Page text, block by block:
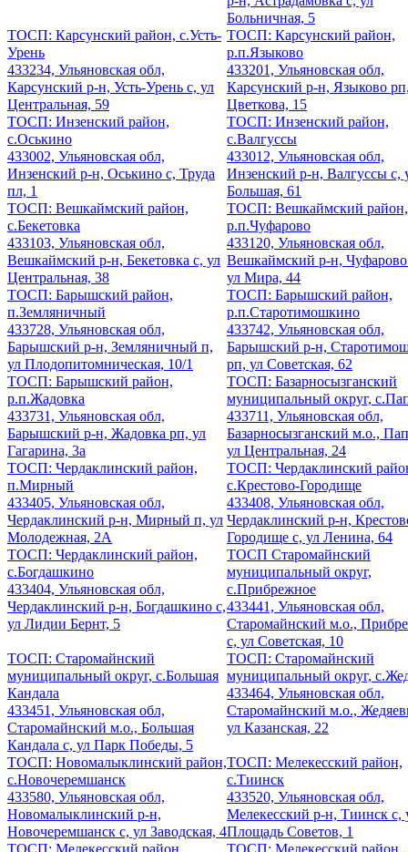
Больничная, 5
ТОСП: Карсунский район, с.Усть-
Урень
433234, Ульяновская обл,
Карсунский р-н, Усть-Урень с, ул
Центральная, 59
ТОСП: Карсунский район,
р.п.Языково
433201, Ульяновская обл,
Карсунский р-н, Языково
Цветкова, 15
ТОСП: Инзенский район,
с.Оськино
433002, Ульяновская обл,
Инзенский р-н, Оськино с, Труда
пл, 1
ТОСП: Инзенский район,
с.Валгуссы
433012, Ульяновская обл,
Инзенский р-н, Валгуссы с,
Большая, 61
ТОСП: Вешкаймский район,
с.Бекетовка
433103, Ульяновская обл,
Вешкаймский р-н, Бекетовка с, ул
Центральная, 38
ТОСП: Вешкаймский район,
р.п.Чуфарово
433120, Ульяновская обл,
Вешкаймский р-н,
ул Мира, 44
ТОСП: Барышский район,
п.Земляничный
433728, Ульяновская обл,
Барышский р-н, Земляничный п,
ул Плодопитомническая, 10/1
ТОСП: Барышский район,
р.п.Старотимошкино
433742, Ульяновская обл,
Барышский р-н,
рп, ул Советская, 62
ТОСП: Барышский район,
р.п.Жадовка
433731, Ульяновская обл,
Барышский р-н, Жадовка рп, ул
Гагарина, 3а
ТОСП: Базарносызганский
муниципальный округ,
433711, Ульяновская обл,
Базарносызганский м.о.,
ул Центральная, 24
ТОСП: Чердаклинский район,
п.Мирный
433405, Ульяновская обл,
Чердаклинский р-н, Мирный п, ул
Молодежная, 2А
ТОСП: Чердаклинский
с.Крестово-Городище
433408, Ульяновская обл,
Чердаклинский р-н,
Городище с, ул Ленина, 64
ТОСП: Чердаклинский район,
с.Богдашкино
433404, Ульяновская обл,
Чердаклинский р-н, Богдашкино с,
ул Лидии Бернт, 5
ТОСП Старомайнский
муниципальный округ,
с.Прибрежное
433441, Ульяновская обл,
Старомайнский м.о.,
с, ул Советская, 10
ТОСП: Старомайнский
муниципальный округ, с.Большая
Кандала
433451, Ульяновская обл,
Старомайнский м.о., Большая
Кандала с, ул Парк Победы, 5
ТОСП: Старомайнский
муниципальный округ,
433464, Ульяновская обл,
Старомайнский м.о.,
ул Казанская, 22
ТОСП: Новомалыклинский район,
с.Новочеремшанск
433580, Ульяновская обл,
Новомалыклинский р-н,
Новочеремшанск с, ул Заводская, 4
ТОСП: Мелекесский район,
с.Тиинск
433520, Ульяновская обл,
Мелекесский р-н, Тиинск с,
Площадь Советов, 1